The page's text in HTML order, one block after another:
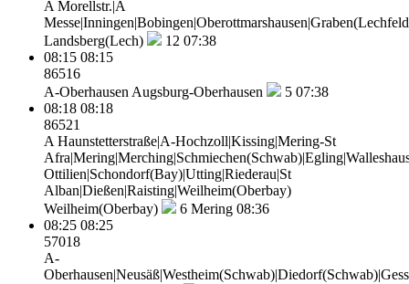
A Morellstr.|A
Landsberg(Lech)
12 07:38
08:15 08:15
86516
A-Oberhausen Augsburg-Oberhausen 5 07:38
08:18 08:18
86521
A Haunstetterstraße|A-Hochzoll|Kissing|Mering-St
Ottilien|Schondorf(Bay)|Utting|Riederau|St
Alban|Dießen|Raisting|Weilheim(Oberbay)
Weilheim(Oberbay)
6 Mering 08:36
08:25 08:25
57018
A-